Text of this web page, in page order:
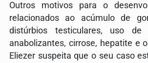
Outros motivos para o
relacionados ao acúmulo de
distúrbios testiculares, uso de
anabolizantes, cirrose, hepatite e
Eliezer suspeita que o seu caso